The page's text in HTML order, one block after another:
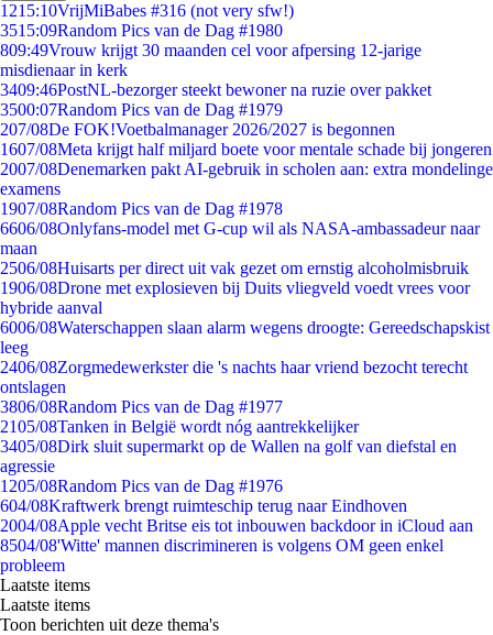
1215:10VrijMiBabes #316 (not very sfw!)
3515:09Random Pics van de Dag #1980
809:49Vrouw krijgt 30 maanden cel voor afpersing 12-jarige
misdienaar in kerk
3409:46PostNL-bezorger steekt bewoner na ruzie over pakket
3500:07Random Pics van de Dag #1979
207/08De FOK!Voetbalmanager 2026/2027 is begonnen
1607/08Meta krijgt half miljard boete voor mentale schade bij jongeren
2007/08Denemarken pakt AI-gebruik in scholen aan: extra mondelinge
examens
1907/08Random Pics van de Dag #1978
6606/08Onlyfans-model met G-cup wil als NASA-ambassadeur naar
maan
2506/08Huisarts per direct uit vak gezet om ernstig alcoholmisbruik
1906/08Drone met explosieven bij Duits vliegveld voedt vrees voor
hybride aanval
6006/08Waterschappen slaan alarm wegens droogte: Gereedschapskist
leeg
2406/08Zorgmedewerkster die 's nachts haar vriend bezocht terecht
ontslagen
3806/08Random Pics van de Dag #1977
2105/08Tanken in België wordt nóg aantrekkelijker
3405/08Dirk sluit supermarkt op de Wallen na golf van diefstal en
agressie
1205/08Random Pics van de Dag #1976
604/08Kraftwerk brengt ruimteschip terug naar Eindhoven
2004/08Apple vecht Britse eis tot inbouwen backdoor in iCloud aan
8504/08'Witte' mannen discrimineren is volgens OM geen enkel
probleem
Laatste items
Laatste items
Toon berichten uit deze thema's